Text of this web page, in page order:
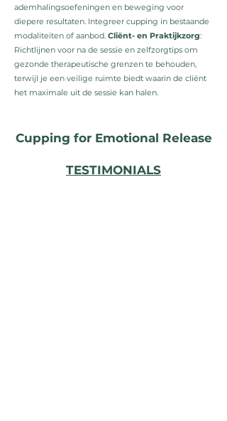
ademhalingsoefeningen en beweging voor
diepere resultaten. Integreer cupping in bestaande
modaliteiten of aanbod. Cliënt- en Praktijkzorg:
Richtlijnen voor na de sessie en zelfzorgtips om
gezonde therapeutische grenzen te behouden,
terwijl je een veilige ruimte biedt waarin de cliënt
het maximale uit de sessie kan halen.
Cupping for Emotional Release
TESTIMONIALS